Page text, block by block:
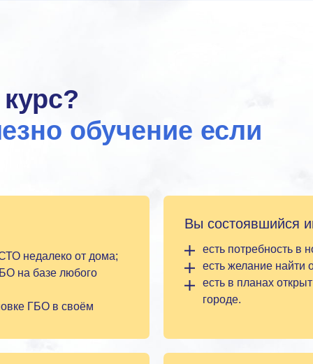
обучение если
недалеко от дома;
на базе любого
ГБО в своём
Вы состоявшийся
есть потребность в
есть желание найти
есть в планах
городе.